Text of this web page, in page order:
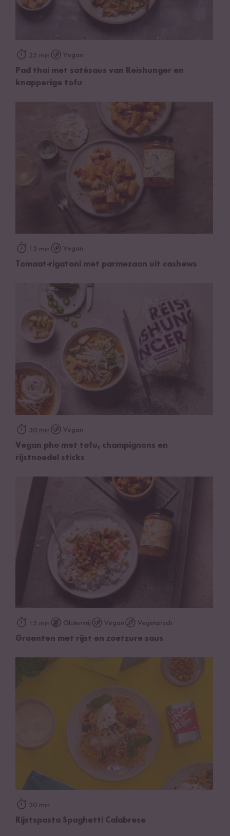
25 min Vegan
Pad thai met satésaus van Reishunger en
knapperige tofu
15 min Vegan
Tomaat-rigatoni met parmezaan uit cashews
30 min Vegan
Vegan pho met tofu, champignons en
rijstnoedel sticks
15 min Glutenvrij Vegan Vegetarisch
Groenten met rijst en zoetzure saus
30 min
Rijstspasta Spaghetti Calabrese